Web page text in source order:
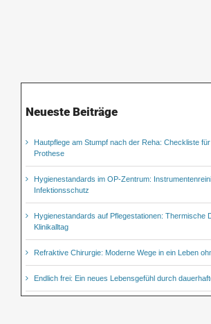
Neueste Beiträge
Hautpflege am Stumpf nach der Reha: Checkliste für
Prothese
Hygienestandards im OP-Zentrum:
Infektionsschutz
Hygienestandards auf Pflegestationen: Thermische
Klinikalltag
Refraktive Chirurgie: Moderne Wege in ein Leben
Endlich frei: Ein neues Lebensgefühl durch